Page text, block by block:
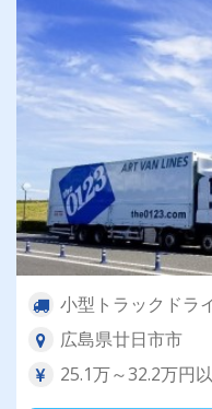
小型トラックドラ
広島県廿日市市
25.1万～32.2万円